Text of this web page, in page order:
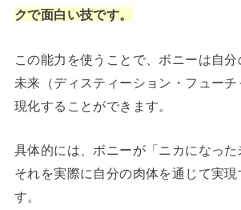
クで面白い技です。
この能力を使うことで、ボニーは自
未来（ディスティーション・フュー
現化することができます。
具体的には、ボニーが「ニカになった
それを実際に自分の肉体を通じて実
す。